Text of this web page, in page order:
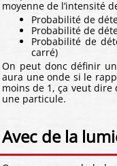
moyenne de l’intensité
Probabilité de
Probabilité de
Probabilité de
carré)
On peut donc définir
aura une onde si le
moins de 1, ça veut dire
une particule.
Avec de la